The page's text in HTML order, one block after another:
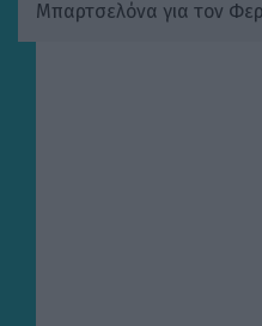
Μπαρτσελόνα για τον